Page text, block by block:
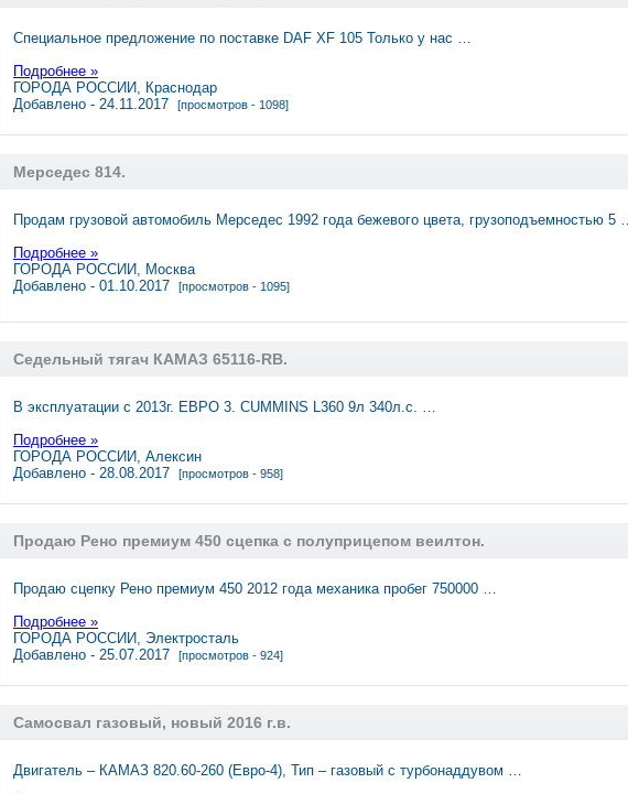
Специальное предложение по поставке DAF XF 105 Только у нас …
Подробнее »
ГОРОДА РОССИИ, Краснодар
Добавлено - 24.11.2017
[просмотров - 1098]
Мерседес 814.
Продам грузовой автомобиль Мерседес 1992 года бежевого цвета, грузоподъемностью 5
Подробнее »
ГОРОДА РОССИИ, Москва
Добавлено - 01.10.2017
[просмотров - 1095]
Cедельный тягач КАМАЗ 65116-RB.
В эксплуатации с 2013г. ЕВРО 3. CUMMINS L360 9л 340л.с. …
Подробнее »
ГОРОДА РОССИИ, Алексин
Добавлено - 28.08.2017
[просмотров - 958]
Продаю Рено премиум 450 сцепка с полуприцепом веилтон.
Продаю сцепку Рено премиум 450 2012 года механика пробег 750000 …
Подробнее »
ГОРОДА РОССИИ, Электросталь
Добавлено - 25.07.2017
[просмотров - 924]
Самосвал газовый, новый 2016 г.в.
Двигатель – КАМАЗ 820.60-260 (Евро-4), Тип – газовый с турбонаддувом …